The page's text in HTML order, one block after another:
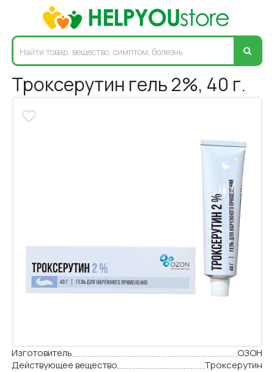
Троксерутин гель 2%, 40 г.
Изготовитель
ОЗОН
Действующее вещество
Троксерутин